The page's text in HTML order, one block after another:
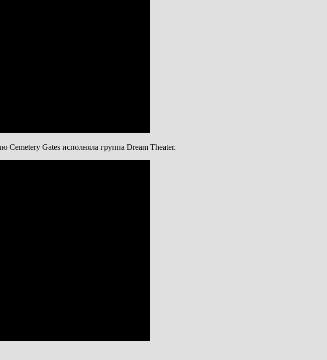
Cemetery Gates исполняла группа Dream Theater.